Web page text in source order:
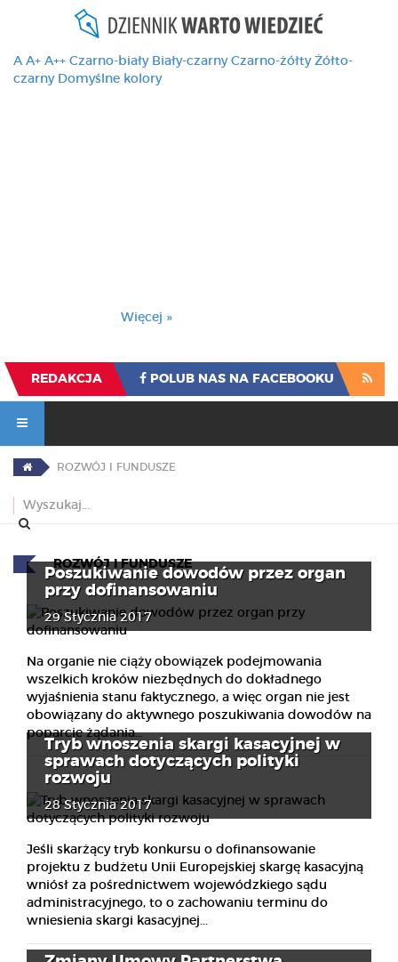
A A+ A++ Czarno-biały Biały-czarny Czarno-żółty Żółto-
czarny Domyślne kolory
Więcej »
REDAKCJA POLUB NAS NA FACEBOOKU
ROZWÓJ I FUNDUSZE
ROZWÓJ I FUNDUSZE
Poszukiwanie dowodów przez organ
przy dofinansowaniu
29 Stycznia 2017
Na organie nie ciąży obowiązek podejmowania
wszelkich kroków niezbędnych do dokładnego
wyjaśnienia stanu faktycznego, a więc organ nie jest
obowiązany do aktywnego poszukiwania dowodów na
poparcie żądania...
Tryb wnoszenia skargi kasacyjnej w
sprawach dotyczących polityki
rozwoju
28 Stycznia 2017
Jeśli skarżący tryb konkursu o dofinansowanie
projektu z budżetu Unii Europejskiej skargę kasacyjną
wniósł za pośrednictwem wojewódzkiego sądu
administracyjnego, to o zachowaniu terminu do
wniesienia skargi kasacyjnej...